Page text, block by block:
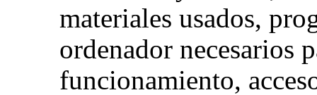
materiales usados,
ordenador necesarios
funcionamiento,